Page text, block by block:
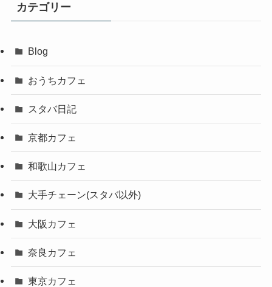
カテゴリー
Blog
おうちカフェ
スタバ日記
京都カフェ
和歌山カフェ
大手チェーン(スタバ以外)
大阪カフェ
奈良カフェ
東京カフェ